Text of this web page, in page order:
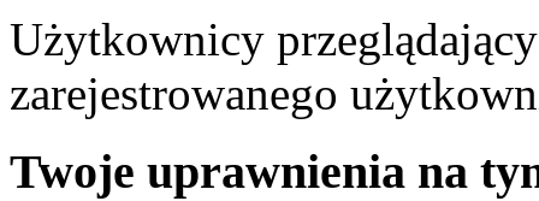
Użytkownicy
zarejestrowanego
Twoje uprawnienia na